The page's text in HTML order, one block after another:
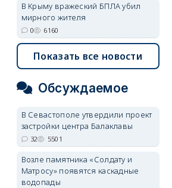
В Крыму вражеский БПЛА убил
мирного жителя
0 6160
Показать все новости
Обсуждаемое
В Севастополе утвердили проект
застройки центра Балаклавы
32 5501
Возле памятника «Солдату и
Матросу» появятся каскадные
водопады